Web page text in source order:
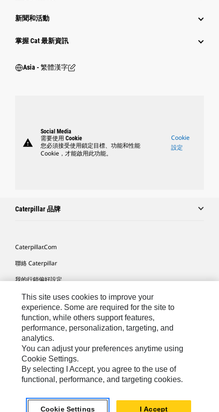
新聞和活動
掌握 Cat 最新資訊
Asia - 繁體漢字
warning
Social Media
需要使用 Cookie
您必須接受使用鎖定目標、功能和性能
Cookie，才能啟用此功能。
Cookie
設定
Caterpillar 品牌
Caterpillar.com
聯絡 Caterpillar
我的行銷偏好設定
網站地圖
Cookie Settings
法律
隱私權
關於 Cat
TW - Chinese© 2026 Caterpillar. All Rights Reserved.
This site uses cookies to improve your
experience. Some are required for the site to
function, while others support features,
performance, personalization, targeting, and
analytics.
You can adjust your preferences anytime using
Cookie Settings.
By selecting I Accept, you agree to the use of
functional, performance, and targeting cookies.
Cookie Settings I Accept